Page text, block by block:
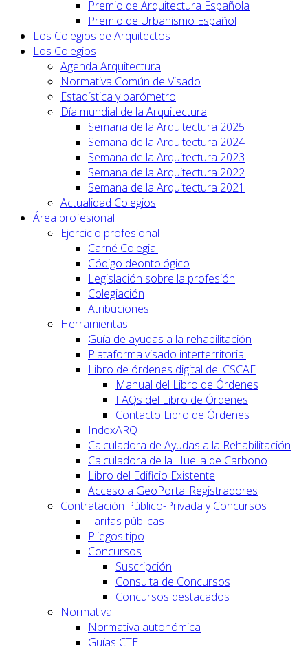
Premio de Arquitectura Española
Premio de Urbanismo Español
Los Colegios de Arquitectos
Los Colegios
Agenda Arquitectura
Normativa Común de Visado
Estadística y barómetro
Día mundial de la Arquitectura
Semana de la Arquitectura 2025
Semana de la Arquitectura 2024
Semana de la Arquitectura 2023
Semana de la Arquitectura 2022
Semana de la Arquitectura 2021
Actualidad Colegios
Área profesional
Ejercicio profesional
Carné Colegial
Código deontológico
Legislación sobre la profesión
Colegiación
Atribuciones
Herramientas
Guía de ayudas a la rehabilitación
Plataforma visado interterritorial
Libro de órdenes digital del CSCAE
Manual del Libro de Órdenes
FAQs del Libro de Órdenes
Contacto Libro de Órdenes
IndexARQ
Calculadora de Ayudas a la Rehabilitación
Calculadora de la Huella de Carbono
Libro del Edificio Existente
Acceso a GeoPortal.Registradores
Contratación Público-Privada y Concursos
Tarifas públicas
Pliegos tipo
Concursos
Suscripción
Consulta de Concursos
Concursos destacados
Normativa
Normativa autonómica
Guías CTE